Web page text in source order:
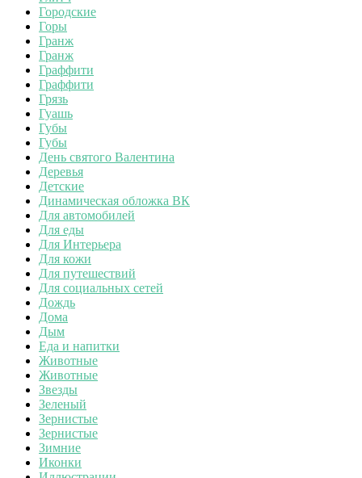
Городские
Горы
Гранж
Гранж
Граффити
Граффити
Грязь
Гуашь
Губы
Губы
День святого Валентина
Деревья
Детские
Динамическая обложка ВК
Для автомобилей
Для еды
Для Интерьера
Для кожи
Для путешествий
Для социальных сетей
Дождь
Дома
Дым
Еда и напитки
Животные
Животные
Звезды
Зеленый
Зернистые
Зернистые
Зимние
Иконки